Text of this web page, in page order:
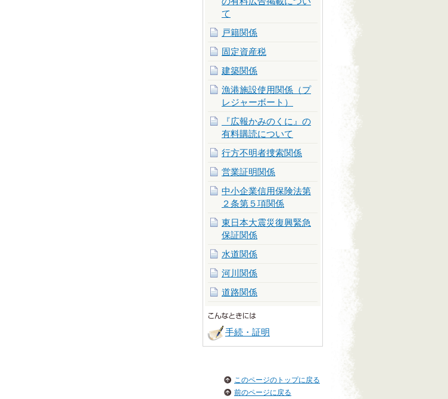
て
戸籍関係
固定資産税
建築関係
漁港施設使用関係（プ
レジャーボート）
『広報かみのくに』の
有料購読について
行方不明者捜索関係
営業証明関係
中小企業信用保険法第
２条第５項関係
東日本大震災復興緊急
保証関係
水道関係
河川関係
道路関係
手続・証明
このページのトップに戻る
前のページに戻る